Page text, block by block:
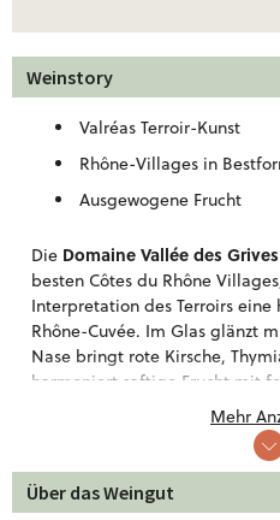
Weinstory
Valréas Terroir-Kunst
Rhône-Villages in
Ausgewogene Frucht
Die Domaine Vallée des Grives
besten Côtes du Rhône
Interpretation des Terroirs
Rhône-Cuvée. Im Glas glänzt
Nase bringt rote Kirsche,
harmoniert saftige Frucht mit
Tanninen. Genieße ihn zu
mediterranen
Mehr
Über das Weingut